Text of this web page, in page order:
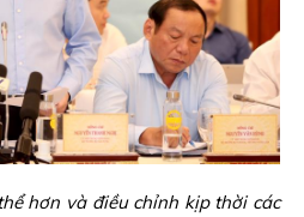
hơn và điều chỉnh kịp thời các